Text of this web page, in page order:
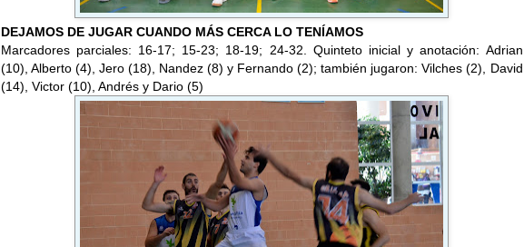
DEJAMOS DE JUGAR CUANDO MÁS CERCA LO TENÍAMOS
Marcadores parciales: 16-17; 15-23; 18-19; 24-32. Quinteto inicial y anotación: Adrian
(10), Alberto (4), Jero (18), Nandez (8) y Fernando (2); también jugaron: Vilches (2), David
(14), Victor (10), Andrés y Dario (5)